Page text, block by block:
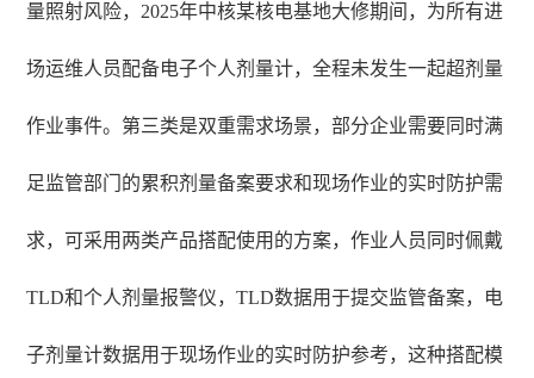
量照射风险，2025年中核某核电基地大修期间，为所有进
场运维人员配备电子个人剂量计，全程未发生一起超剂量
作业事件。第三类是双重需求场景，部分企业需要同时满
足监管部门的累积剂量备案要求和现场作业的实时防护需
求，可采用两类产品搭配使用的方案，作业人员同时佩戴
TLD和个人剂量报警仪，TLD数据用于提交监管备案，电
子剂量计数据用于现场作业的实时防护参考，这种搭配模